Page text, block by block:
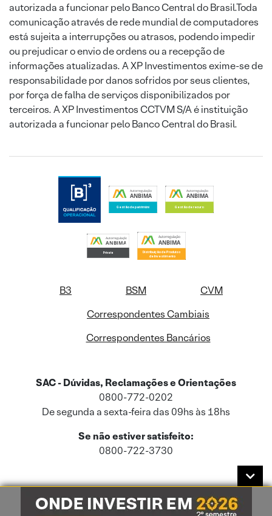
autorizada a funcionar pelo Banco Central do Brasil.Toda
comunicação através de rede mundial de computadores
está sujeita a interrupções ou atrasos, podendo impedir
ou prejudicar o envio de ordens ou a recepção de
informações atualizadas. A XP Investimentos exime-se de
responsabilidade por danos sofridos por seus clientes,
por força de falha de serviços disponibilizados por
terceiros. A XP Investimentos CCTVM S/A é instituição
autorizada a funcionar pelo Banco Central do Brasil.
B3 BSM
CVM
Correspondentes Cambiais
Correspondentes Bancários
SAC - Dúvidas, Reclamações e Orientações
0800-772-0202
De segunda a sexta-feira das 09hs às 18hs
Se não estiver satisfeito:
0800-722-3730
Este site usa cookies e dados pessoais de acordo com a nossaPolítica de
Cookies
e a nossaPolítica de Privacidade.